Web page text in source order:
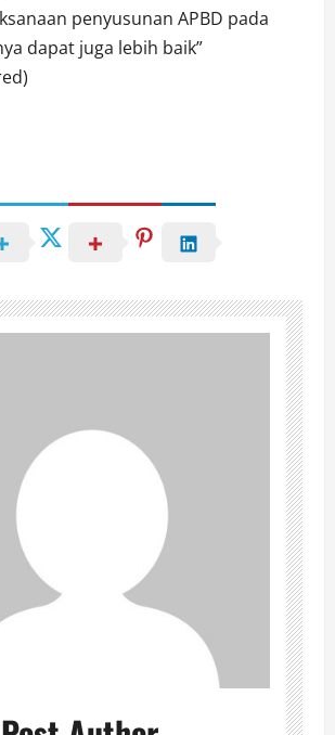
penyusunan APBD pada
dapat juga lebih baik”